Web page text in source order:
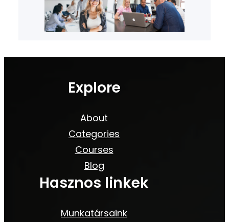
Explore
About
Categories
Courses
Blog
Hasznos linkek
Munkatársaink